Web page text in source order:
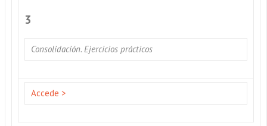
3
Consolidación. Ejercicios prácticos
Accede >